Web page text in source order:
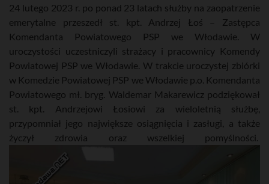
24 lutego 2023 r. po ponad 23 latach służby na zaopatrzenie
emerytalne przeszedł st. kpt. Andrzej Łoś – Zastępca
Komendanta Powiatowego PSP we Włodawie. W
uroczystości uczestniczyli strażacy i pracownicy Komendy
Powiatowej PSP we Włodawie. W trakcie uroczystej zbiórki
w Komedzie Powiatowej PSP we Włodawie p.o. Komendanta
Powiatowego mł. bryg. Waldemar Makarewicz podziękował
st. kpt. Andrzejowi Łosiowi za wieloletnią służbę,
przypomniał jego największe osiągnięcia i zasługi, a także
życzył zdrowia oraz wszelkiej pomyślności.